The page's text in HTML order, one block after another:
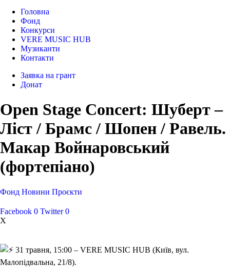
Головна
Фонд
Конкурси
VERE MUSIC HUB
Музиканти
Контакти
Заявка на грант
Донат
Open Stage Concert: Шуберт –
Ліст / Брамс / Шопен / Равель.
Макар Войнаровський
(фортепіано)
Фонд Новини Проєкти
Facebook 0 Twitter 0
X
31 травня, 15:00 – VERE MUSIC HUB (Київ, вул.
Малопідвальна, 21/8).